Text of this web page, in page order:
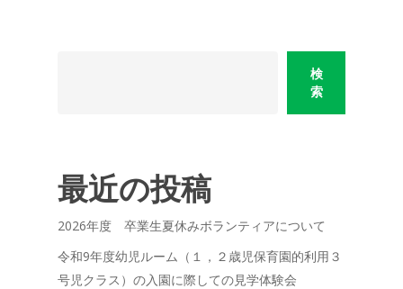
検
索
最近の投稿
2026年度 卒業生夏休みボランティアについて
令和9年度幼児ルーム（１，２歳児保育園的利用３
号児クラス）の入園に際しての見学体験会